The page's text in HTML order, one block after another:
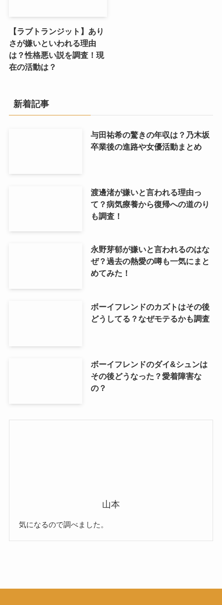
【ラブトランジット】あり
さが嫌いといわれる理由
は？性格悪い説を調査！現
在の活動は？
新着記事
与田祐希の驚きの年収は？乃木坂
卒業後の進路や女優活動まとめ
渡邊渚が嫌いと言われる理由っ
て？病気療養から復帰への道のり
も調査！
永野芽郁が嫌いと言われるのはな
ぜ？過去の熱愛の噂も一気にまと
めてみた！
ボーイフレンドのカズトはその後
どうしてる？なぜモテるかも調査
ボーイフレンドのダイ&シュンは
その後どうなった？愛着障害な
の？
山本
気になるので調べました。